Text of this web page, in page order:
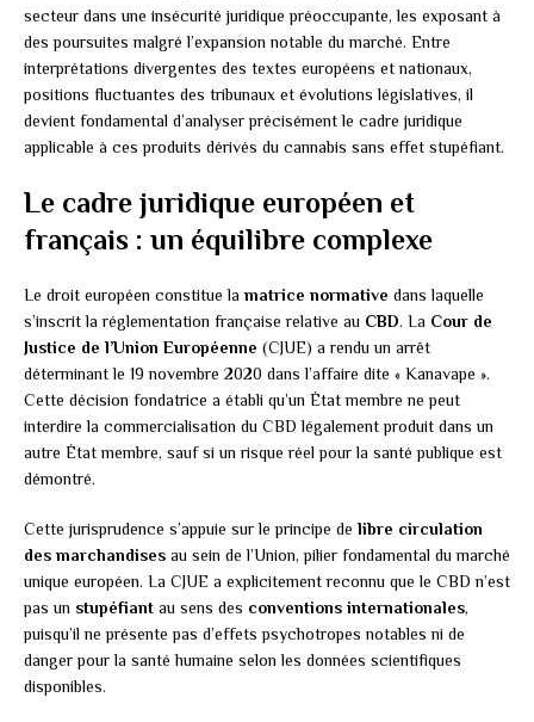
secteur dans une insécurité juridique préoccupante, les exposant à
des poursuites malgré l’expansion notable du marché. Entre
interprétations divergentes des textes européens et nationaux,
positions fluctuantes des tribunaux et évolutions législatives, il
devient fondamental d’analyser précisément le cadre juridique
applicable à ces produits dérivés du cannabis sans effet stupéfiant.
Le cadre juridique européen et
français : un équilibre complexe
Le droit européen constitue la matrice normative dans laquelle
s’inscrit la réglementation française relative au CBD. La Cour de
Justice de l’Union Européenne (CJUE) a rendu un arrêt
déterminant le 19 novembre 2020 dans l’affaire dite « Kanavape ».
Cette décision fondatrice a établi qu’un État membre ne peut
interdire la commercialisation du CBD légalement produit dans un
autre État membre, sauf si un risque réel pour la santé publique est
démontré.
Cette jurisprudence s’appuie sur le principe de libre circulation
des marchandises au sein de l’Union, pilier fondamental du marché
unique européen. La CJUE a explicitement reconnu que le CBD n’est
pas un stupéfiant au sens des conventions internationales,
puisqu’il ne présente pas d’effets psychotropes notables ni de
danger pour la santé humaine selon les données scientifiques
disponibles.